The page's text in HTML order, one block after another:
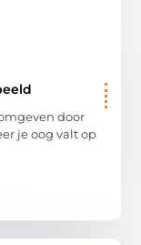
door
je oog valt op